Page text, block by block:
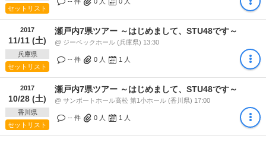
セットリスト
2017
11/11 (土)
兵庫県
セットリスト
瀬戸内7県ツアー ～はじめまして、STU48です～
@ ジーベックホール (兵庫県) 13:30
-- 件 0 人 1 人
2017
10/28 (土)
香川県
セットリスト
瀬戸内7県ツアー ～はじめまして、STU48です～
@ サンポートホール高松 第1小ホール (香川県) 17:00
-- 件 0 人 1 人